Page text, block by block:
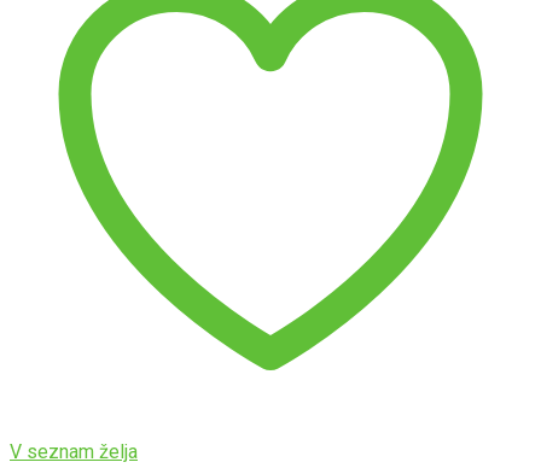
V seznam želja